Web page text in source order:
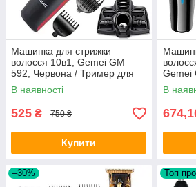
Машинка для стрижки
волосся 10в1, Gemei GM
592, Червона / Тример для
стрижки вусів, бороди /
Електробритва
В наявності
525 ₴ 750 ₴
Купити
Gemei
В
–30% Топ